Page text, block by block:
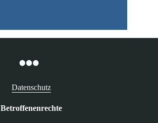
Datenschutz
Betroffenenrechte